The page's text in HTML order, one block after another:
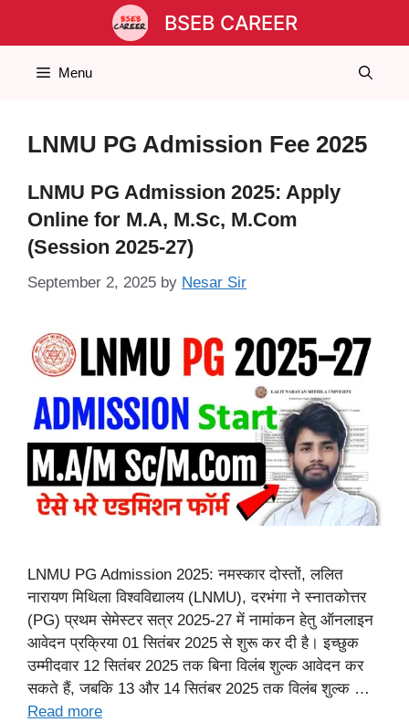
BSEB CAREER
Menu
LNMU PG Admission Fee 2025
LNMU PG Admission 2025: Apply
Online for M.A, M.Sc, M.Com
(Session 2025-27)
September 2, 2025 by Nesar Sir
LNMU PG Admission 2025: नमस्कार दोस्तों, ललित
नारायण मिथिला विश्वविद्यालय (LNMU), दरभंगा ने स्नातकोत्तर
(PG) प्रथम सेमेस्टर सत्र 2025-27 में नामांकन हेतु ऑनलाइन
आवेदन प्रक्रिया 01 सितंबर 2025 से शुरू कर दी है। इच्छुक
उम्मीदवार 12 सितंबर 2025 तक बिना विलंब शुल्क आवेदन कर
सकते हैं, जबकि 13 और 14 सितंबर 2025 तक विलंब शुल्क …
Read more